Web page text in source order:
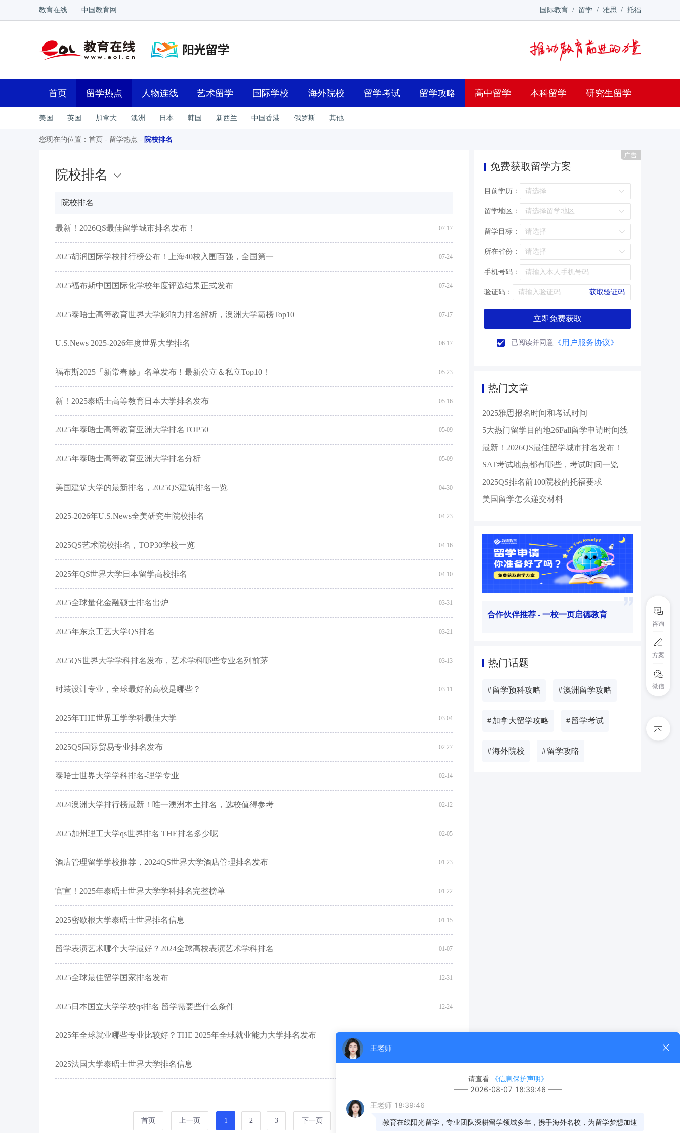
教育在线 中国教育网 国际教育 / 留学 / 雅思 / 托福
首页 留学热点 人物连线 艺术留学 国际学校 海外院校 留学考试 留学攻略 高中留学 本科留学 研究生留学
美国 英国 加拿大 澳洲 日本 韩国 新西兰 中国香港 俄罗斯 其他
您现在的位置： 首页 - 留学热点 - 院校排名
院校排名
院校排名
07-17
最新！2026QS最佳留学城市排名发布！
07-24
2025胡润国际学校排行榜公布！上海40校入围百强，全国第一
07-24
2025福布斯中国国际化学校年度评选结果正式发布
07-17
2025泰晤士高等教育世界大学影响力排名解析，澳洲大学霸榜Top10
06-17
U.S.News 2025-2026年度世界大学排名
05-23
福布斯2025「新常春藤」名单发布！最新公立＆私立Top10！
05-16
新！2025泰晤士高等教育日本大学排名发布
05-09
2025年泰晤士高等教育亚洲大学排名TOP50
05-09
2025年泰晤士高等教育亚洲大学排名分析
04-30
美国建筑大学的最新排名，2025QS建筑排名一览
04-23
2025-2026年U.S.News全美研究生院校排名
04-16
2025QS艺术院校排名，TOP30学校一览
04-10
2025年QS世界大学日本留学高校排名
03-31
2025全球量化金融硕士排名出炉
03-21
2025年东京工艺大学QS排名
03-13
2025QS世界大学学科排名发布，艺术学科哪些专业名列前茅
03-11
时装设计专业，全球最好的高校是哪些？
03-04
2025年THE世界工学学科最佳大学
02-27
2025QS国际贸易专业排名发布
02-14
泰晤士世界大学学科排名-理学专业
02-12
2024澳洲大学排行榜最新！唯一澳洲本土排名，选校值得参考
02-05
2025加州理工大学qs世界排名 THE排名多少呢
01-23
酒店管理留学学校推荐，2024QS世界大学酒店管理排名发布
01-22
官宣！2025年泰晤士世界大学学科排名完整榜单
01-15
2025密歇根大学泰晤士世界排名信息
01-07
留学表演艺术哪个大学最好？2024全球高校表演艺术学科排名
12-31
2025全球最佳留学国家排名发布
12-24
2025日本国立大学学校qs排名 留学需要些什么条件
2025年全球就业哪些专业比较好？THE 2025年全球就业能力大学排名发布
12-11
2025法国大学泰晤士世界大学排名信息
首页 上一页 1 2 3 下一页
免费获取留学方案
目前学历：
留学地区：
留学目标：
所在省份：
手机号码：
验证码： 获取验证码
立即免费获取
已阅读并同意 《用户服务协议》
热门文章
2025雅思报名时间和考试时间
5大热门留学目的地26Fall留学申请时间线
最新！2026QS最佳留学城市排名发布！
SAT考试地点都有哪些，考试时间一览
2025QS排名前100院校的托福要求
美国留学怎么递交材料
合作伙伴推荐 - 一校一页启德教育
热门话题
#留学预科攻略 #澳洲留学攻略
#加拿大留学攻略 #留学考试
#海外院校 #留学攻略
咨询
方案
微信